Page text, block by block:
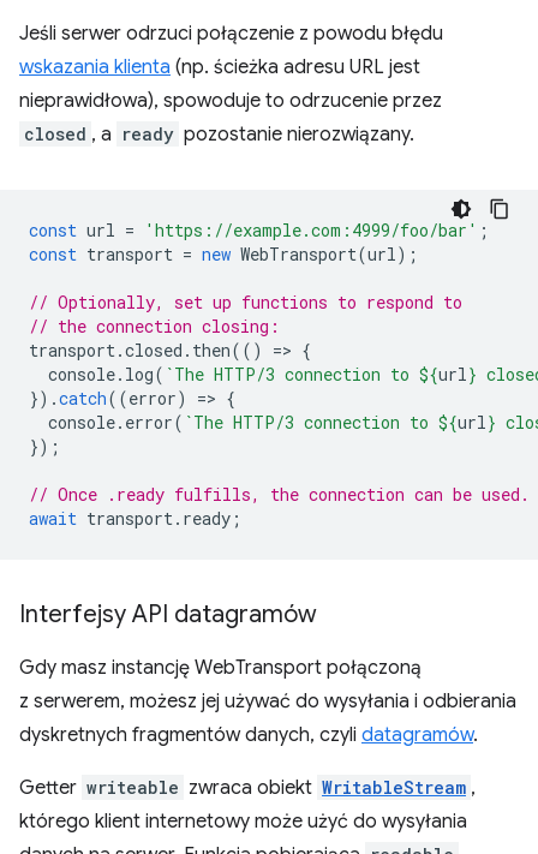
Jeśli serwer odrzuci połączenie z powodu błędu
wskazania klienta (np. ścieżka adresu URL jest
nieprawidłowa), spowoduje to odrzucenie przez
closed , a ready pozostanie nierozwiązany.
const url = 'https://example.com:4999/foo/bar' ;
const transport = new WebTransport(url);
// Optionally, set up functions to respond to
// the connection closing:
transport.closed . then(() => {
console. log( `The HTTP/3 connection to ${url}
}).catch((error) => {
console. error( `The HTTP/3 connection to ${url}
});
// Once .ready fulfills, the connection can be used.
await transport. ready ;
Interfejsy API datagramów
Gdy masz instancję WebTransport połączoną
z serwerem, możesz jej używać do wysyłania i odbierania
dyskretnych fragmentów danych, czyli datagramów.
Getter writeable zwraca obiekt WritableStream ,
którego klient internetowy może użyć do wysyłania